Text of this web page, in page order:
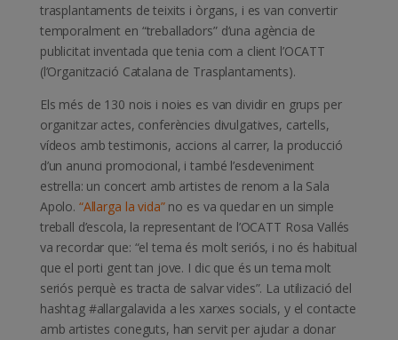
trasplantaments de teixits i òrgans, i es van convertir
temporalment en “treballadors” d’una agència de
publicitat inventada que tenia com a client l’OCATT
(l’Organització Catalana de Trasplantaments).
Els més de 130 nois i noies es van dividir en grups per
organitzar actes, conferències divulgatives, cartells,
vídeos amb testimonis, accions al carrer, la producció
d’un anunci promocional, i també l’esdeveniment
estrella: un concert amb artistes de renom a la Sala
Apolo. “Allarga la vida”no es va quedar en un simple
treball d’escola, la representant de l’OCATT Rosa Vallés
va recordar que: “el tema és molt seriós, i no és habitual
que el porti gent tan jove. I dic que és un tema molt
seriós perquè es tracta de salvar vides”. La utilizació del
hashtag #allargalavida a les xarxes socials, y el contacte
amb artistes coneguts, han servit per ajudar a donar